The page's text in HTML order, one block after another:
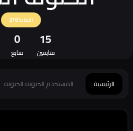
270النقاط
0
متابع
15
متابعين
الرئيسية المستخدم الحنونه الحنونه